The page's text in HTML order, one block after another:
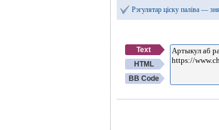
Рэгулятар ціску паліва —
Text
HTML
BB Code